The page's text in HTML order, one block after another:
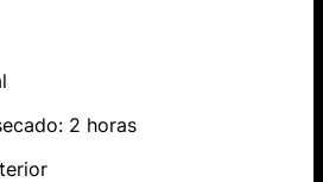
2 horas